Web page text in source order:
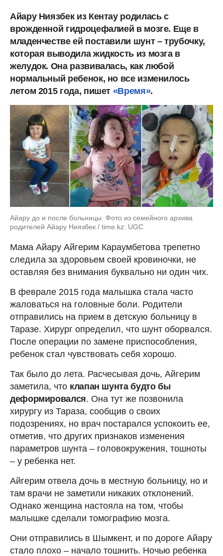
Айару Ниязбек из Кентау родилась с
врожденной гидроцефалией в мозге. Еще в
младенчестве ей поставили шунт – трубочку,
которая выводила жидкость из мозга в
желудок. Она развивалась, как любой
нормальный ребенок, но все изменилось
летом 2015 года, пишет «Время».
Айару до и после больницы. Фото из семейного архива
родителей Айару Ниязбек / time.kz: UGC
Мама Айару Айгерим Караумбетова трепетно
следила за здоровьем своей кровиночки, не
оставляя без внимания буквально ни один чих.
В феврале 2015 года малышка стала часто
жаловаться на головные боли. Родители
отправились на прием в детскую больницу в
Таразе. Хирург определил, что шунт оборвался.
После операции по замене приспособления,
ребенок стал чувствовать себя хорошо.
Так было до лета. Расчесывая дочь, Айгерим
заметила, что клапан шунта будто бы
деформировался. Она тут же позвонила
хирургу из Тараза, сообщив о своих
подозрениях, но врач постарался успокоить ее,
отметив, что других признаков изменения
параметров шунта – головокружения, тошноты
– у ребенка нет.
Айгерим отвела дочь в местную больницу, но и
там врачи не заметили никаких отклонений.
Однако женщина настояла на том, чтобы
малышке сделали томографию мозга.
Они отправились в Шымкент, и по дороге Айару
стало плохо – начало тошнить. Ночью ребенка